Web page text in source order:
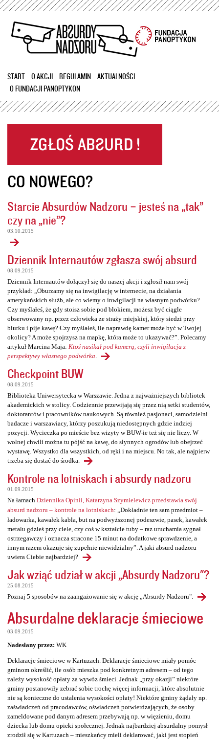
Przejdź
treści
START O AKCJI REGULAMIN
AKTUALNOŚCI
O FUNDACJI PANOPTYKON
CO NOWEGO?
Starcie Absurdów Nadzoru – jesteś na „tak”
czy na „nie”?
03.10.2015
Dziennik Internautów zgłasza swój absurd
08.09.2015
Dziennik Internautów dołączył się do naszej akcji i zgłosił nam swój
przykład: „Oburzamy się na inwigilację w internecie, na działania
amerykańskich służb, ale co wiemy o inwigilacji na własnym podwórku?
Czy myślałeś, że gdy stoisz sobie pod blokiem, możesz być ciągle
obserwowany np. przez człowieka ze straży miejskiej, który siedzi przy
biurku i pije kawę? Czy myślałeś, ile naprawdę kamer może być w Twojej
okolicy? A może spojrzysz na mapkę, która może to ukazywać?”. Polecamy
artykuł Marcina Maja: Ktoś nasikał pod kamerą, czyli inwigilacja z
perspektywy własnego podwórka
Checkpoint BUW
08.09.2015
Biblioteka Uniwersytecka w Warszawie. Jedna z najważniejszych bibliotek
akademickich w stolicy. Codziennie przewijają się przez nią setki studentów,
doktorantów i pracowników naukowych. Są również pasjonaci, samodzielni
badacze i warszawiacy, którzy poszukują niedostępnych gdzie indziej
pozycji. Wycieczka po mieście bez wizyty w BUW-ie też się nie liczy. W
wolnej chwili można tu pójść na kawę, do słynnych ogrodów lub obejrzeć
wystawę. Wszystko dla wszystkich, od ręki i na miejscu. No tak, ale najpierw
trzeba się dostać do środka.
Kontrole na lotniskach i absurdy nadzoru
01.09.2015
Na łamach Dziennika Opinii, Katarzyna Szymielewicz przedstawia swój
absurd nadzoru – kontrole na lotniskach: „Dokładnie ten sam przedmiot –
ładowarka, kawałek kabla, but na podwyższonej podeszwie, pasek, kawałek
metalu gdzieś przy ciele, czy coś w kształcie tuby – raz uruchamia sygnał
ostrzegawczy i oznacza stracone 15 minut na dodatkowe sprawdzenie, a
innym razem okazuje się zupełnie niewidzialny”. A jaki absurd nadzoru
uwiera Ciebie najbardziej?
Jak wziąć udział w akcji „Absurdy Nadzoru"?
25.08.2015
Poznaj 5 sposobów na zaangażowanie się w akcję „Absurdy Nadzoru".
Absurdalne deklaracje śmieciowe
03.09.2015
Nadesłany przez: WK
Deklaracje śmieciowe w Kartuzach. Deklaracje śmieciowe miały pomóc
gminom określić, ile osób mieszka pod konkretnym adresem – od tego
zależy wysokość opłaty za wywóz śmieci. Jednak „przy okazji” niektóre
gminy postanowiły zebrać sobie trochę więcej informacji, które absolutnie
nie są konieczne do ustalenia wysokości opłaty! Niektóre gminy żądały np.
zaświadczeń od pracodawców, oświadczeń potwierdzających, że osoby
zameldowane pod danym adresem przebywają np. w więzieniu, domu
dziecka lub domu opieki społecznej. Jednak najbardziej absurdalny pomysł
zrodził się w Kartuzach – mieszkańcy mieli deklarować, jaki jest stopień